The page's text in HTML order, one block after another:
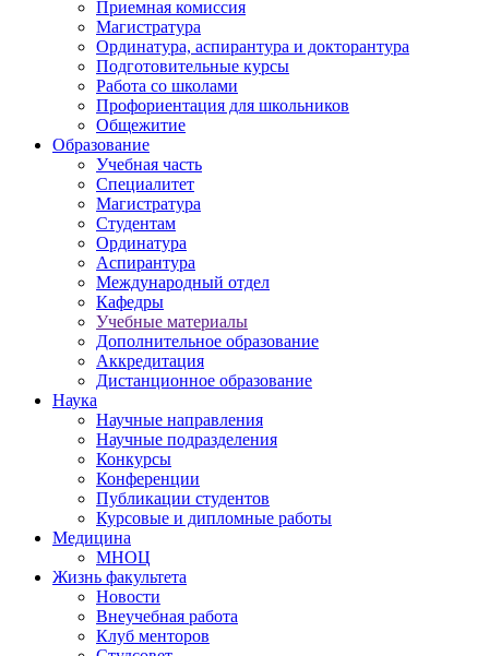
Приемная комиссия
Магистратура
Ординатура, аспирантура и докторантура
Подготовительные курсы
Работа со школами
Профориентация для школьников
Общежитие
Образование
Учебная часть
Специалитет
Магистратура
Студентам
Ординатура
Аспирантура
Международный отдел
Кафедры
Учебные материалы
Дополнительное образование
Аккредитация
Дистанционное образование
Наука
Научные направления
Научные подразделения
Конкурсы
Конференции
Публикации студентов
Курсовые и дипломные работы
Медицина
МНОЦ
Жизнь факультета
Новости
Внеучебная работа
Клуб менторов